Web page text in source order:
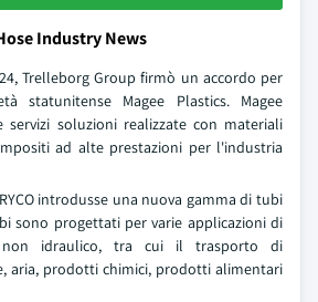
Industry News
Trelleborg Group firmò un accordo per
statunitense Magee Plastics. Magee
servizi soluzioni realizzate con materiali
ad alte prestazioni per l'industria
introdusse una nuova gamma di tubi
sono progettati per varie applicazioni di
idraulico, tra cui il trasporto di
aria, prodotti chimici, prodotti alimentari